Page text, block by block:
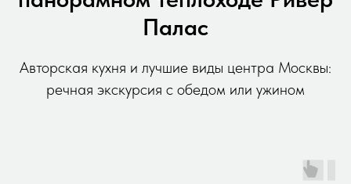
Палас
Авторская кухня и лучшие виды центра Москвы:
речная экскурсия с обедом или ужином